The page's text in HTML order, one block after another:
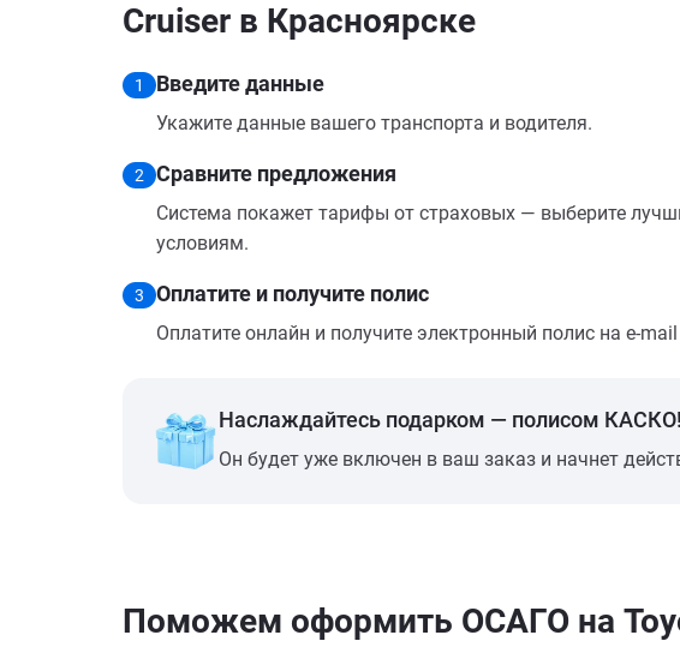
Cruiser в Красноярске
1 Введите данные
Укажите данные вашего транспорта и водителя.
2 Сравните предложения
Система покажет тарифы от страховых — выберите
условиям.
3 Оплатите и получите полис
Оплатите онлайн и получите электронный полис на e-
Наслаждайтесь подарком — полисом КАСКО!
Он будет уже включен в ваш заказ и начнет
Поможем оформить ОСАГО на